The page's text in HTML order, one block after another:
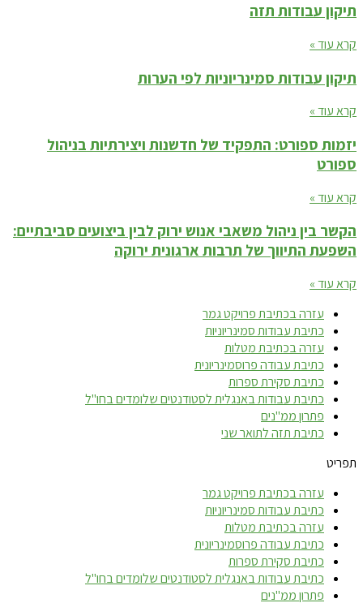
תיקון עבודות תזה
קרא עוד »
תיקון עבודות סמינריוניות לפי הערות
קרא עוד »
יזמות ספורט: התפקיד של חדשנות ויצירתיות בניהול
ספורט
קרא עוד »
הקשר בין ניהול משאבי אנוש ירוק לבין ביצועים סביבתיים:
השפעת התיווך של תרבות ארגונית ירוקה
קרא עוד »
עזרה בכתיבת פרויקט גמר
כתיבת עבודות סמינריוניות
עזרה בכתיבת מטלות
כתיבת עבודה פרוסמינריונית
כתיבת סקירת ספרות
כתיבת עבודות באנגלית לסטודנטים שלומדים בחו"ל
פתרון ממ"נים
כתיבת תזה לתואר שני
תפריט
עזרה בכתיבת פרויקט גמר
כתיבת עבודות סמינריוניות
עזרה בכתיבת מטלות
כתיבת עבודה פרוסמינריונית
כתיבת סקירת ספרות
כתיבת עבודות באנגלית לסטודנטים שלומדים בחו"ל
פתרון ממ"נים